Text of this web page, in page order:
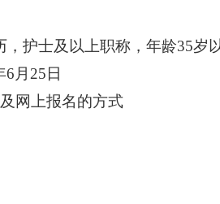
，护士及以上职称，年龄35岁
6月25日
网上报名的方式